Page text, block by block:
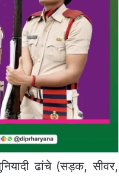
ढांचे (सड़क, सीवर,